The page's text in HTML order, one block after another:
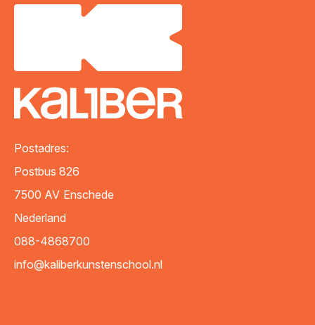
Postadres:
Postbus 826
7500 AV Enschede
Nederland
088-4868700
info@kaliberkunstenschool.nl